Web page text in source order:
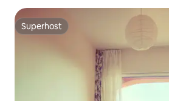
Superhost
Superhost